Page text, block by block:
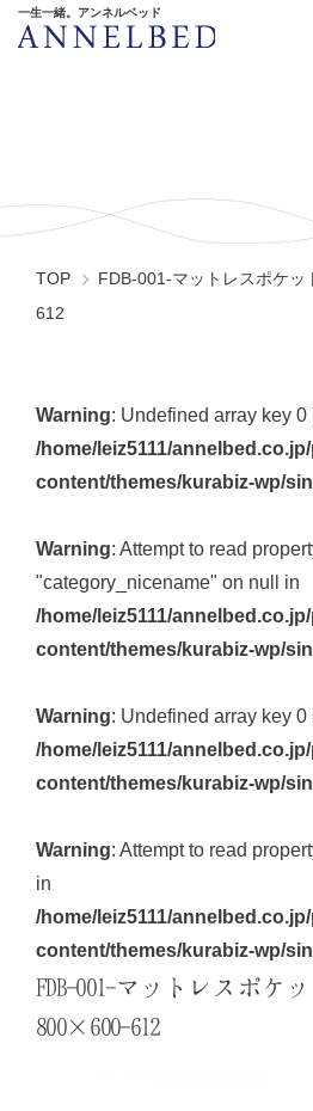
一生一緒。アンネルベッド
TOP
FDB-001-マットレスポケ
612
Warning: Undefined array key 0
/home/leiz5111/
content/themes/kurabiz-wp/
Warning: Attempt to read
"category_nicename" on null in
/home/leiz5111/
content/themes/kurabiz-wp/
Warning: Undefined array key 0
/home/leiz5111/
content/themes/kurabiz-wp/
Warning: Attempt to read
in
/home/leiz5111/
content/themes/kurabiz-wp/
FDB-001-マットレスポケッ
800×600-612